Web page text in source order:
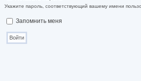
Укажите пароль, соответствующий вашему имени
Запомнить меня